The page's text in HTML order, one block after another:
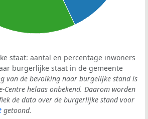
staat: aantal en percentage inwoners
burgerlijke staat in de gemeente
van de bevolking naar burgelijke stand is
Centre helaas onbekend. Daarom worden
de data over de burgerlijke stand voor
getoond.